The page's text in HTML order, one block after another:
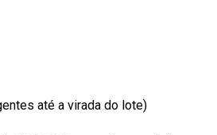
até a virada do lote)